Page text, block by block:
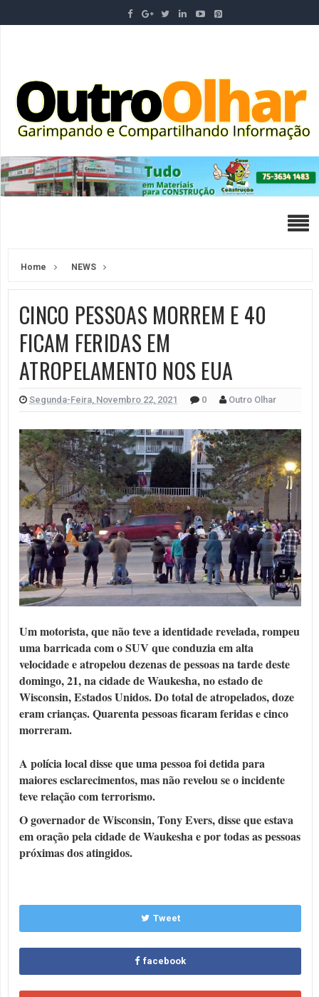
Home NEWS
CINCO PESSOAS MORREM E 40
FICAM FERIDAS EM
ATROPELAMENTO NOS EUA
Segunda-Feira, Novembro 22, 2021 0 Outro Olhar
Um motorista, que não teve a identidade revelada, rompeu
uma barricada com o SUV que conduzia em alta
velocidade e atropelou dezenas de pessoas na tarde deste
domingo, 21, na cidade de Waukesha, no estado de
Wisconsin, Estados Unidos. Do total de atropelados, doze
eram crianças. Quarenta pessoas ficaram feridas e cinco
morreram.
A polícia local disse que uma pessoa foi detida para
maiores esclarecimentos, mas não revelou se o incidente
teve relação com terrorismo.
O governador de Wisconsin, Tony Evers, disse que estava
em oração pela cidade de Waukesha e por todas as pessoas
próximas dos atingidos.
Tweet
facebook